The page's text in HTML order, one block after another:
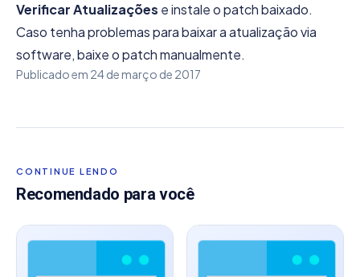
Verificar Atualizações e instale o patch baixado.
Caso tenha problemas para baixar a atualização via
software, baixe o patch manualmente.
Publicado em 24 de março de 2017
CONTINUE LENDO
Recomendado para você